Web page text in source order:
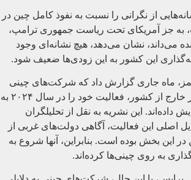
از نگرانی را نسبت به نفوذ کامل چین در
به جز آمریکای تحت ریاست جمهوری ترامپ،
می‌داند، نشان می‌دهد، هیچ نشانه‌ای وجود
این کشور به این زودی‌ها ضعیف شود.
ماه جاری گزارش داد که شرکت‌های چینی
دارای منافع معدنی در خارج از کشور، فعالیت خود را در سال ۲۰۲۴ به
داده‌اند. این نشریه به نقل از تحلیلگران
اصلی این فعالیت، آگاهی دولت‌های غربی از
این بخش بوده است. بنابراین، آنها شروع به
به روی چینی‌ها کرده‌اند.